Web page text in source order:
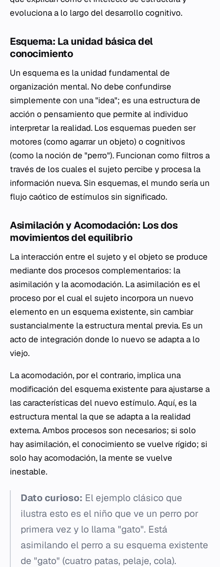
evoluciona a lo largo del desarrollo cognitivo.
Esquema: La unidad básica del
conocimiento
Un esquema es la unidad fundamental de
organización mental. No debe confundirse
simplemente con una "idea"; es una estructura de
acción o pensamiento que permite al individuo
interpretar la realidad. Los esquemas pueden ser
motores (como agarrar un objeto) o cognitivos
(como la noción de "perro"). Funcionan como filtros a
través de los cuales el sujeto percibe y procesa la
información nueva. Sin esquemas, el mundo sería un
flujo caótico de estímulos sin significado.
Asimilación y Acomodación: Los dos
movimientos del equilibrio
La interacción entre el sujeto y el objeto se produce
mediante dos procesos complementarios: la
asimilación y la acomodación. La asimilación es el
proceso por el cual el sujeto incorpora un nuevo
elemento en un esquema existente, sin cambiar
sustancialmente la estructura mental previa. Es un
acto de integración donde lo nuevo se adapta a lo
viejo.
La acomodación, por el contrario, implica una
modificación del esquema existente para ajustarse a
las características del nuevo estímulo. Aquí, es la
estructura mental la que se adapta a la realidad
externa. Ambos procesos son necesarios; si solo
hay asimilación, el conocimiento se vuelve rígido; si
solo hay acomodación, la mente se vuelve
inestable.
Dato curioso: El ejemplo clásico que
ilustra esto es el niño que ve un perro por
primera vez y lo llama "gato". Está
asimilando el perro a su esquema existente
de "gato" (cuatro patas, pelaje, cola).